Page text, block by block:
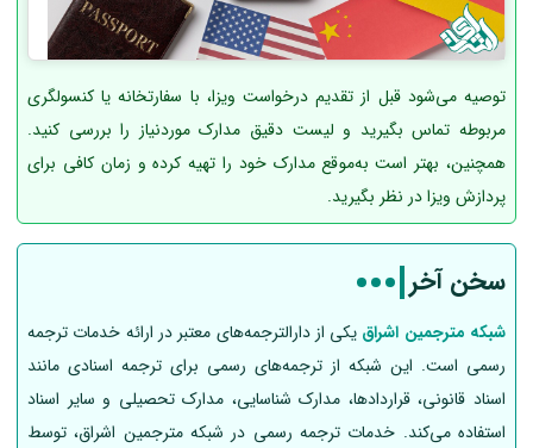
توصیه می‌شود قبل از تقدیم درخواست ویزا، با سفارتخانه یا کنسولگری
مربوطه تماس بگیرید و لیست دقیق مدارک موردنیاز را بررسی کنید.
همچنین، بهتر است به‌موقع مدارک خود را تهیه کرده و زمان کافی برای
پردازش ویزا در نظر بگیرید.
سخن آخر
شبکه مترجمین اشراق یکی از دارالترجمه‌های معتبر در ارائه خدمات ترجمه
رسمی است. این شبکه از ترجمه‌های رسمی برای ترجمه اسنادی مانند
اسناد قانونی، قراردادها، مدارک شناسایی، مدارک تحصیلی و سایر اسناد
استفاده می‌کند. خدمات ترجمه رسمی در شبکه مترجمین اشراق، توسط